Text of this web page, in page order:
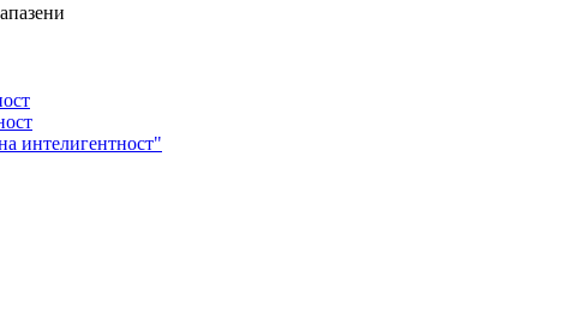
интелигентност"